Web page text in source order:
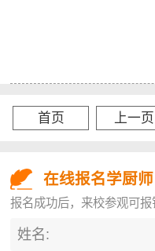
首页 上一页
在线报名学厨师
报名成功后，来校参观可报
姓名: